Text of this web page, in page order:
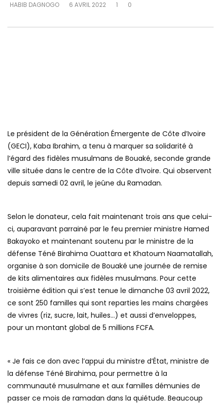
HABIB DAGNOGO 6 AVRIL 2022 1 0
Le président de la Génération Émergente de Côte d’Ivoire
(GECI), Kaba Ibrahim, a tenu à marquer sa solidarité à
l’égard des fidèles musulmans de Bouaké, seconde grande
ville située dans le centre de la Côte d’Ivoire. Qui observent
depuis samedi 02 avril, le jeûne du Ramadan.
Selon le donateur, cela fait maintenant trois ans que celui-
ci, auparavant parrainé par le feu premier ministre Hamed
Bakayoko et maintenant soutenu par le ministre de la
défense Téné Birahima Ouattara et Khatoum Naamatallah,
organise à son domicile de Bouaké une journée de remise
de kits alimentaires aux fidèles musulmans. Pour cette
troisième édition qui s’est tenue le dimanche 03 avril 2022,
ce sont 250 familles qui sont reparties les mains chargées
de vivres (riz, sucre, lait, huiles…) et aussi d’enveloppes,
pour un montant global de 5 millions FCFA.
« Je fais ce don avec l’appui du ministre d’État, ministre de
la défense Téné Birahima, pour permettre à la
communauté musulmane et aux familles démunies de
passer ce mois de ramadan dans la quiétude. Beaucoup